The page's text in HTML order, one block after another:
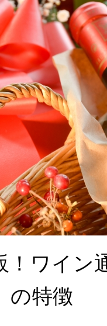
！ワイン
の特徴